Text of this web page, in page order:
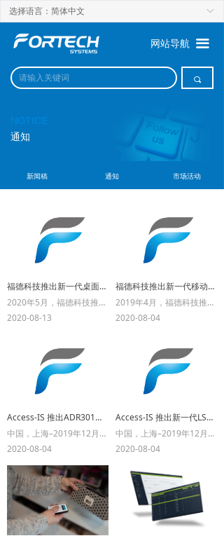
끠
끀
网站导航
ꀅ
选择语言：简体中文
通知
NOTICE
福德科技推出新一代桌面式F系列自助值机
2020年5月，福德科技推出了全新一代的桌面式自助值机系列。
2020-08-13
福德科技推出新一代移动便携式值机/登机行李箱
2019年4月，福德科技推出了新一代移动便携式值机/登机行李箱，可以应用在航空公司值机，航班改签，行李核查，登机口等场所。
2020-08-04
Access-IS 推出ADR301新一代集成护照，港澳台电子通行证，中国二代证/外国人/港澳台居住证和条码功能的全页多功能证件阅读器
中国，上海–2019年12月：福德科技携手英国Access-IS很高兴地宣布其ADR301新一代集成护照（电子护照），港澳台电子通行证，中国二代证（EID电子身份证）/外国人/港澳台居住证和条码（可选）全页多功能证件阅读器正式推出。三合一设备现在可以读取条形码、中国二代证和外国人（包括港澳台永居证），所有读取窗口都是一个地方，是理想的针对自助设备的不二选择。
2020-08-04
Access-IS 推出新一代LSR117条码+中国二代证/外国人/港澳台居住证的多功能阅读器
中国，上海–2019年12月：福德科技携手英国Access-IS很高兴地宣布其LSR117 条码/中国二代证/外国人/港澳台居住证多功能阅读器正式推出。三合一设备现在可以读取条形码、中国二代证和外国人（包括港澳台永居证），所有读取窗口都是一个地方，是理想的针对自助设备的不二选择。
2020-08-04
新闻稿 通知 市场活动